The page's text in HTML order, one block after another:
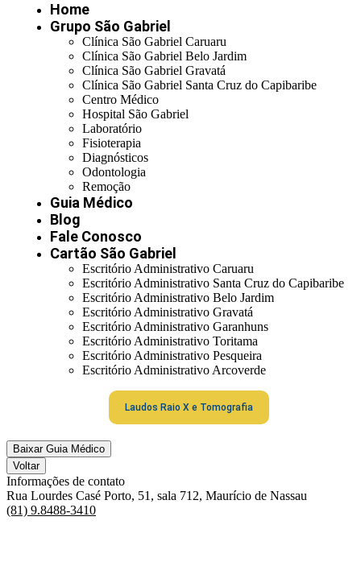
Home
Grupo São Gabriel
Clínica São Gabriel Caruaru
Clínica São Gabriel Belo Jardim
Clínica São Gabriel Gravatá
Clínica São Gabriel Santa Cruz do Capibaribe
Centro Médico
Hospital São Gabriel
Laboratório
Fisioterapia
Diagnósticos
Odontologia
Remoção
Guia Médico
Blog
Fale Conosco
Cartão São Gabriel
Escritório Administrativo Caruaru
Escritório Administrativo Santa Cruz do Capibaribe
Escritório Administrativo Belo Jardim
Escritório Administrativo Gravatá
Escritório Administrativo Garanhuns
Escritório Administrativo Toritama
Escritório Administrativo Pesqueira
Escritório Administrativo Arcoverde
Laudos Raio X e Tomografia
Baixar Guia Médico
Voltar
Informações de contato
Rua Lourdes Casé Porto, 51, sala 712, Maurício de Nassau
(81) 9.8488-3410